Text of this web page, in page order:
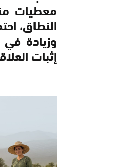
معطيات
إثبات